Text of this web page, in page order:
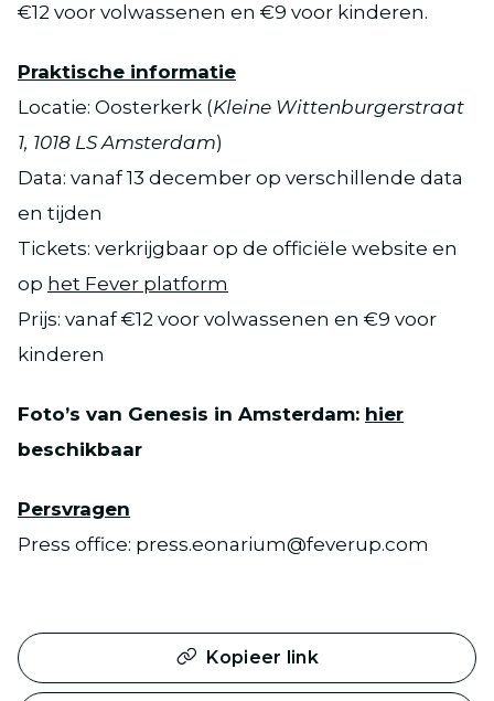
€12 voor volwassenen en €9 voor kinderen.
Praktische informatie
Locatie: Oosterkerk (Kleine Wittenburgerstraat
1, 1018 LS Amsterdam)
Data: vanaf 13 december op verschillende data
en tijden
Tickets: verkrijgbaar op de officiële website en
op het Fever platform
Prijs: vanaf €12 voor volwassenen en €9 voor
kinderen
Foto’s van Genesis in Amsterdam: hier
beschikbaar
Persvragen
Press office: press.eonarium@feverup.com
Kopieer link